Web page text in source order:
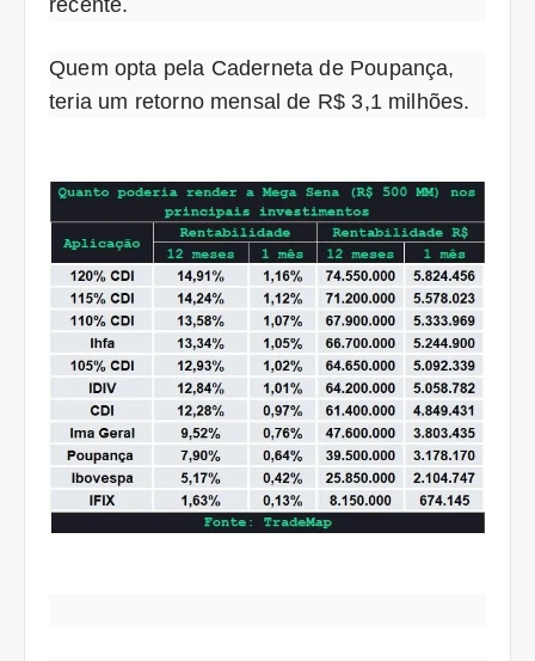
Quem opta pela Caderneta de Poupança,
teria um retorno mensal de R$ 3,1 milhões.